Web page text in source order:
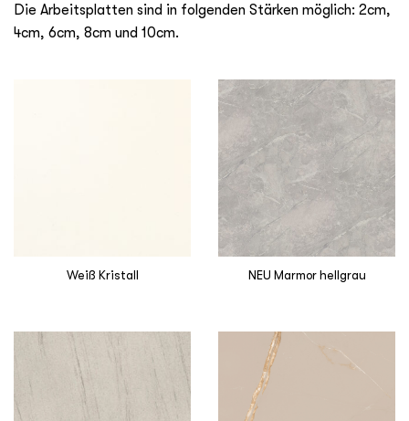
Die Arbeitsplatten sind in folgenden Stärken möglich: 2cm,
4cm, 6cm, 8cm und 10cm.
Weiß Kristall NEU Marmor hellgrau